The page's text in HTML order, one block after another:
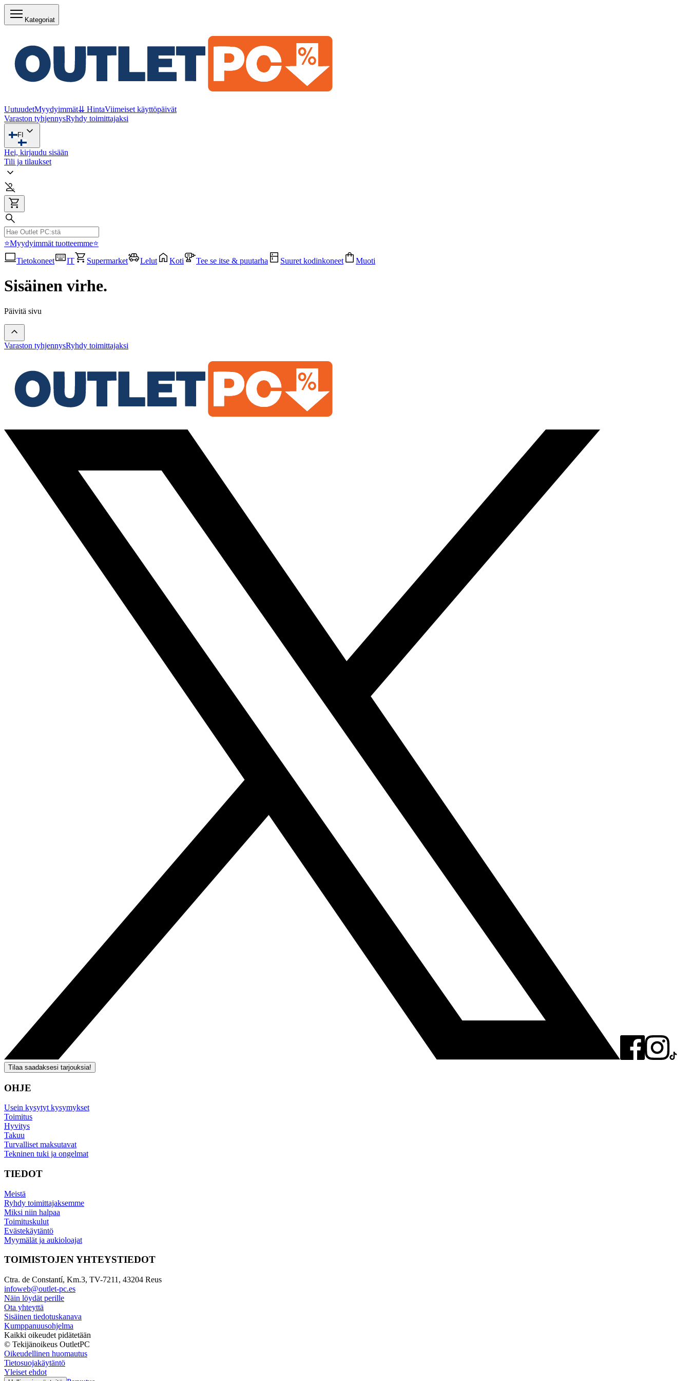
Kategoriat
UutuudetMyydyimmät⇊ HintaViimeiset käyttöpäivät
Varaston tyhjennysRyhdy toimittajaksi
FI
Hei, kirjaudu sisään
Tili ja tilaukset
⭐Myydyimmät tuotteemme⭐
Tietokoneet
IT Supermarket Lelut Koti Tee se itse & puutarha Suuret kodinkoneet Muoti
Sisäinen virhe.
Päivitä sivu
Varaston tyhjennysRyhdy toimittajaksi
Tilaa saadaksesi tarjouksia!
OHJE
Usein kysytyt kysymykset
Toimitus
Hyvitys
Takuu
Turvalliset maksutavat
Tekninen tuki ja ongelmat
TIEDOT
Meistä
Ryhdy toimittajaksemme
Miksi niin halpaa
Toimituskulut
Evästekäytäntö
Myymälät ja aukioloajat
TOIMISTOJEN YHTEYSTIEDOT
Ctra. de Constantí, Km.3, TV-7211, 43204 Reus
infoweb@outlet-pc.es
Näin löydät perille
Ota yhteyttä
Sisäinen tiedotuskanava
Kumppanuusohjelma
Kaikki oikeudet pidätetään
© Tekijänoikeus OutletPC
Oikeudellinen huomautus
Tietosuojakäytäntö
Yleiset ehdot